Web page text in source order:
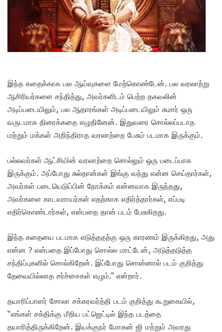
இந்த கதைக்காக பல ஆய்வுகளை மேற்கொண்டேன். பல வரலாற்று
ஆசிரியர்களை சந்தித்து, அவர்களிடம் பெற்ற தகவலின்
அடிப்படையிலும், பல ஆதாரங்கள் அடிப்படையிலும் சுமார் ஒரு
வருடமாக திரைக்கதை எழுதினேன். இதுவரை சொல்லப்படாத
மற்றும் மக்கள் அறிந்திராத வரலாற்றை பேசும் படமாக இருக்கும்.
பல்லவர்கள் ஆட்சியின் வரலாற்றை சொல்லும் ஒரு படைப்பாக
இருக்கும். அப்போது சுல்தான்கள் இங்கு வந்து என்ன செய்தார்கள்,
அவர்கள் படையெடுப்பின் நோக்கம் என்னவாக இருந்தது,
அவர்களை காடவராயர்கள் எதற்காக எதிர்த்தார்கள், எப்படி
எதிர்கொண்டார்கள், என்பதை தான் படம் பேசுகிறது.
இந்த கதையை படமாக எடுத்ததற்கு ஒரு காரணம் இருக்கிறது, அது
என்ன ? என்பதை இப்போது சொல்ல மாட்டேன், அடுத்தடுத்த
சந்திப்புகளில் சொல்கிறேன். இப்போது சொன்னால் படம் குறித்து
தேவையில்லாத சர்ச்சைகள் எழும்.” என்றார்.
தயாரிப்பாளர் சோலா சக்கரவர்த்தி படம் குறித்து கூறுகையில்,
“எங்கள் சக்திக்கு மீறிய பட்ஜெட்டில் இந்த படத்தை
தயாரித்திருக்கிறேன். இயக்குநர் மோகன் ஜி மற்றும் அவரது